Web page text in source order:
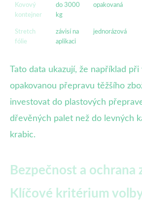
Kovový
kontejner
do 3000
kg
opakovaná
Stretch
fólie
závisí na
aplikaci
jednorázová
Tato data ukazují, že například
opakovanou přepravu těžšího
investovat do plastových
dřevěných palet než do levných
krabic.
Bezpečnost a ochrana
Klíčové kritérium